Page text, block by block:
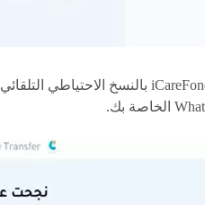
بعد ذلك، سيقوم iCareFone بالنسخ الاحتياطي التلقائي